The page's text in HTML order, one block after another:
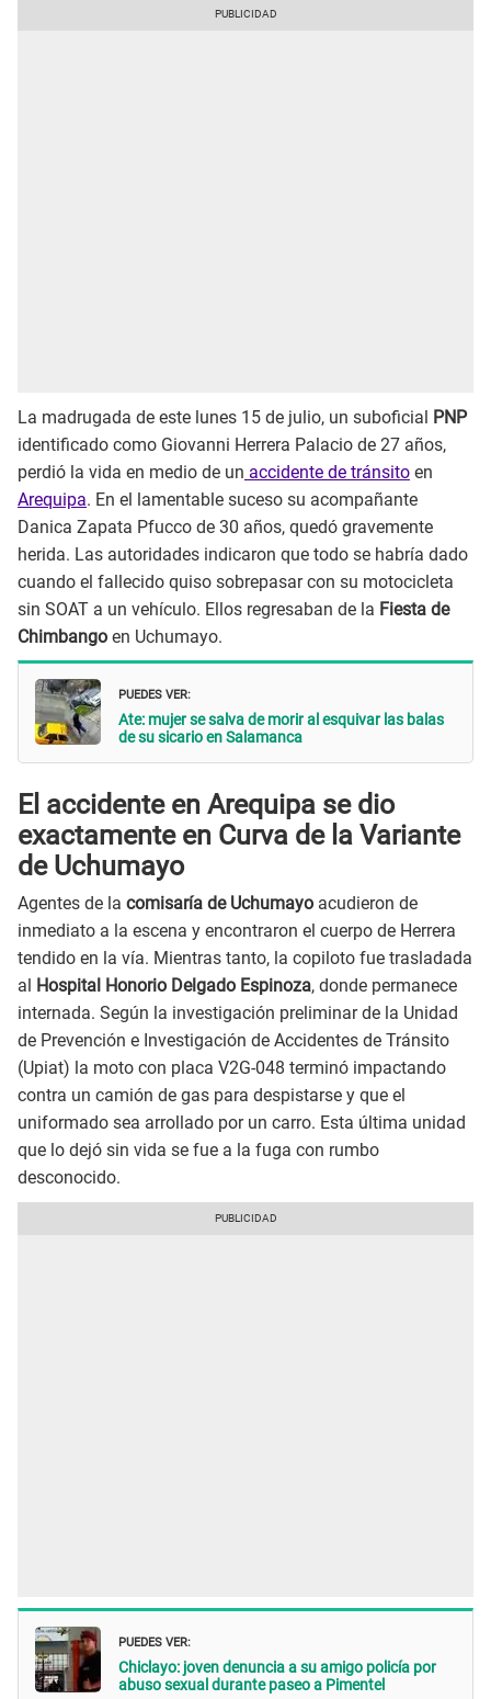
La madrugada de este lunes 15 de julio, un suboficial PNP
identificado como Giovanni Herrera Palacio de 27 años,
perdió la vida en medio de un accidente de tránsito en
Arequipa. En el lamentable suceso su acompañante
Danica Zapata Pfucco de 30 años, quedó gravemente
herida. Las autoridades indicaron que todo se habría dado
cuando el fallecido quiso sobrepasar con su motocicleta
sin SOAT a un vehículo. Ellos regresaban de la Fiesta de
Chimbango en Uchumayo.
PUEDES VER:
Ate: mujer se salva de morir al esquivar las balas
de su sicario en Salamanca
El accidente en Arequipa se dio
exactamente en Curva de la Variante
de Uchumayo
Agentes de la comisaría de Uchumayo acudieron de
inmediato a la escena y encontraron el cuerpo de Herrera
tendido en la vía. Mientras tanto, la copiloto fue trasladada
al
Hospital Honorio Delgado Espinoza, donde permanece
internada. Según la investigación preliminar de la Unidad
de Prevención e Investigación de Accidentes de Tránsito
(Upiat) la moto con placa V2G-048 terminó impactando
contra un camión de gas para despistarse y que el
uniformado sea arrollado por un carro. Esta última unidad
que lo dejó sin vida se fue a la fuga con rumbo
desconocido.
PUEDES VER:
Chiclayo: joven denuncia a su amigo policía por
abuso sexual durante paseo a Pimentel